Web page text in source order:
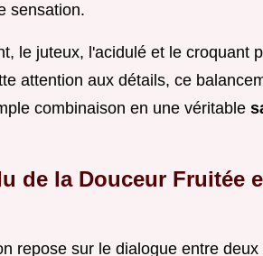
sensation.
le juteux, l'acidulé et le croquant
attention aux détails, ce
combinaison en une véritable
de la Douceur Fruitée
repose sur le dialogue entre